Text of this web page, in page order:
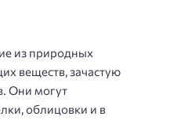
из природных
веществ, зачастую
Они могут
облицовки и в